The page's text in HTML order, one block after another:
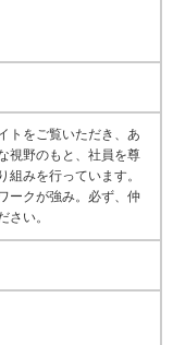
トをご覧いただき、あ
視野のもと、社員を尊
みを行っています。
ークが強み。必ず、仲
さい。